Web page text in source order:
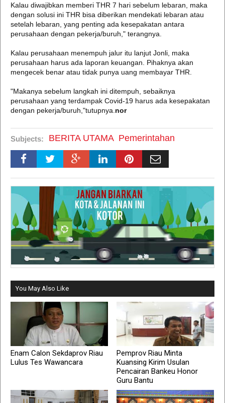
Kalau diwajibkan memberi THR 7 hari sebelum lebaran, maka
dengan solusi ini THR bisa diberikan mendekati lebaran atau
setelah lebaran, yang penting ada kesepakatan antara
perusahaan dengan pekerja/buruh," terangnya.
Kalau perusahaan menempuh jalur itu lanjut Jonli, maka
perusahaan harus ada laporan keuangan. Pihaknya akan
mengecek benar atau tidak punya uang membayar THR.
"Makanya sebelum langkah ini ditempuh, sebaiknya
perusahaan yang terdampak Covid-19 harus ada kesepakatan
dengan pekerja/buruh,"tutupnya. nor
Subjects: BERITA UTAMA Pemerintahan
You May Also Like
Enam Calon Sekdaprov Riau
Lulus Tes Wawancara
Pemprov Riau Minta
Kuansing Kirim Usulan
Pencairan Bankeu Honor
Guru Bantu